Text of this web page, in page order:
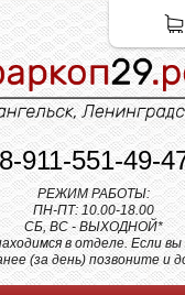
8-911-551-49-
РЕЖИМ РАБОТЫ:
ПН-ПТ: 10.00-18.00
СБ, ВС - ВЫХОДНОЙ*
в отделе. Если
(за день) позвоните и